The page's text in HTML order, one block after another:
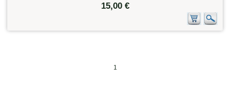
15,00 €
1